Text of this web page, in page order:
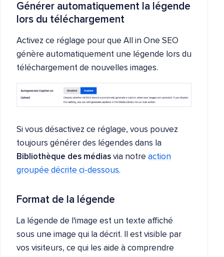
Générer automatiquement la légende
lors du téléchargement
Activez ce réglage pour que All in One SEO
génère automatiquement une légende lors du
téléchargement de nouvelles images.
Si vous désactivez ce réglage, vous pouvez
toujours générer des légendes dans la
Bibliothèque des médias via notre action
groupée décrite ci-dessous.
Format de la légende
La légende de l'image est un texte affiché
sous une image qui la décrit. Il est visible par
vos visiteurs, ce qui les aide à comprendre